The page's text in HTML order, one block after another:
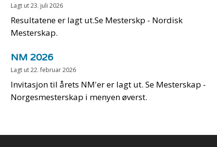
Lagt ut23. juli 2026
Resultatene er lagt ut.Se Mesterskp - Nordisk
Mesterskap.
NM 2026
Lagt ut22. februar 2026
Invitasjon til årets NM'er er lagt ut. Se Mesterskap -
Norgesmesterskap i menyen øverst.